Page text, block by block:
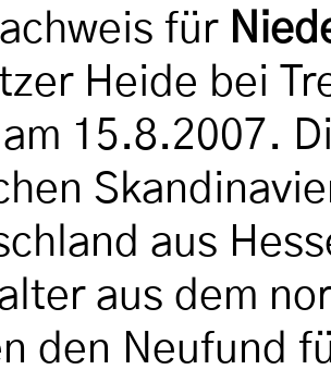
für
Heide bei
15.8.2007.
aus
aus dem
den Neufund